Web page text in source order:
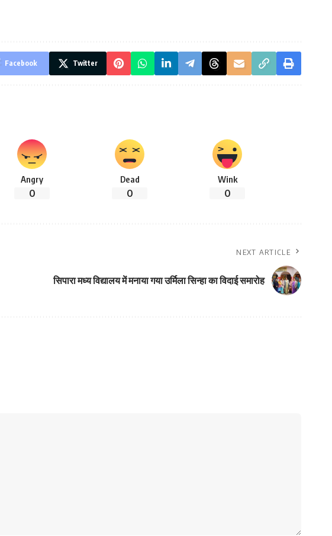
Facebook Twitter
Angry
0
Dead
0
Wink
0
NEXT ARTICLE
सिपारा मध्य विद्यालय में मनाया गया उर्मिला सिन्हा का विदाई समारोह